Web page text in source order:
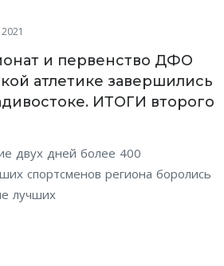
и первенство ДФО
атлетике завершились
ИТОГИ второго
двух дней более 400
спортсменов региона боролись
лучших